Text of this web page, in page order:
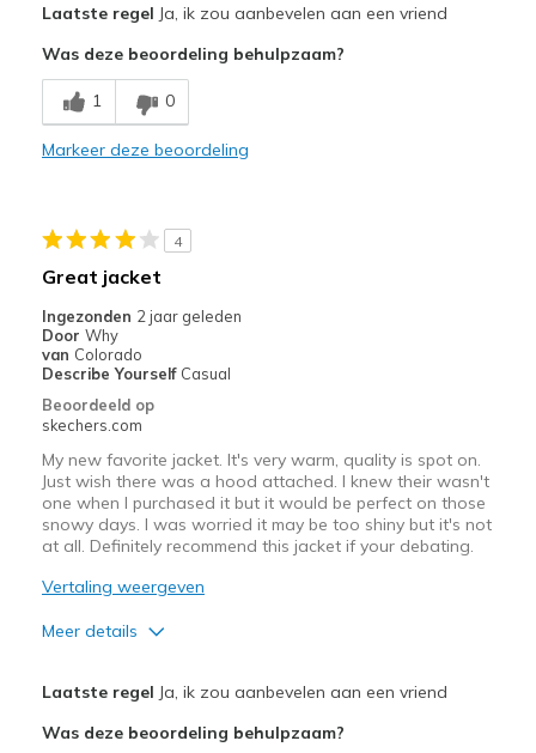
Breathe Well
Comfortable
Casual Wear
Width
Sizing
Feels true to size
Laatste regel Ja, ik zou aanbevelen aan een vriend
Was deze beoordeling behulpzaam?
1 0
Markeer deze beoordeling
4
Great jacket
Ingezonden 2 jaar geleden
Door Why
van Colorado
Describe Yourself Casual
Beoordeeld op
skechers.com
My new favorite jacket. It's very warm, quality is spot on.
Just wish there was a hood attached. I knew their wasn't
one when I purchased it but it would be perfect on those
snowy days. I was worried it may be too shiny but it's not
at all. Definitely recommend this jacket if your debating.
Vertaling weergeven
Meer details
Laatste regel Ja, ik zou aanbevelen aan een vriend
Was deze beoordeling behulpzaam?